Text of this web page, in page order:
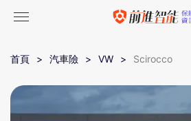
首頁 汽車險 VW Scirocco